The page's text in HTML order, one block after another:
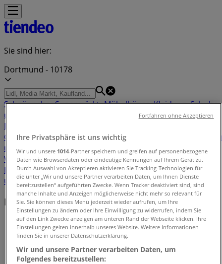
Sie sind hier:
Dortmund - 10178
SchnäppchenSupermärkteMöbelhäuserKleidung, Schuhe
und Accessoires
Drogerien und
Parfümerie
GartencenterBiomärkteDiscounter
und BabyAuto, Motorrad und
WerkstattKaufhäuserReisen und FreizeitOptiker und
HörzentrenRestaurantsBücher und SchreibwarenBanken
und Versicherungen
Filiale in der Nähe
Tiendeo in Dortmund»
Einzelhändlerindex in Dortmund
Ihre Privatsphäre ist uns wichtig
Wir und unsere 1014-Partner speichern und greifen auf personenbezogene
Daten wie Browserdaten oder eindeutige Kennungen auf Ihrem Gerät zu.
Durch Auswahl von Akzeptieren aktivieren Sie Tracking-Technologien für
die unter „Wir und unsere Partner verarbeiten Daten, um Ihnen Dienste
bereitzustellen“ aufgeführten Zwecke. Wenn Tracker deaktiviert sind, sind
manche Inhalte und Anzeigen möglicherweise nicht mehr so relevant für
Sie. Sie können dieses Menü jederzeit wieder aufrufen, um Ihre
Einstellungen zu ändern oder Ihre Einwilligung zu widerrufen, indem Sie
auf den Link Zwecke anzeigen am unteren Rand der Webseite klicken. Ihre
Einstellungen gelten innerhalb unseres Website. Weitere Informationen
finden Sie in unserer Datenschutzerklärung.
Wir und unsere Partner verarbeiten Daten, um
Folgendes bereitzustellen:
Fortfahren ohne Akzeptieren